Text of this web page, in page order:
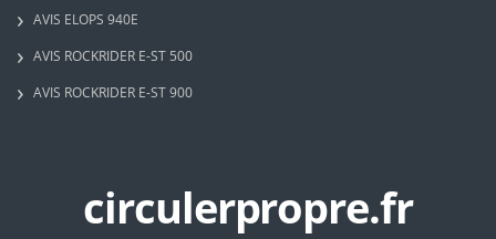
AVIS ELOPS 940E
AVIS ROCKRIDER E-ST 500
AVIS ROCKRIDER E-ST 900
circulerpropre.fr